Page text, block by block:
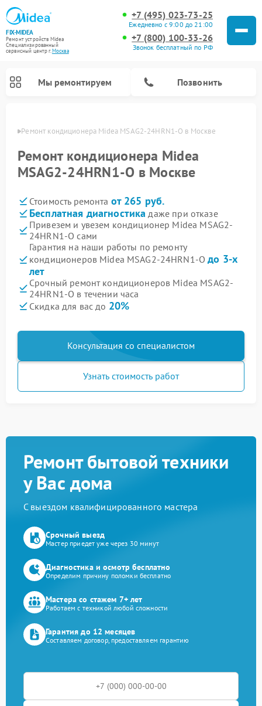
FIX-MIDEA
Ремонт устройств Midea
Специализированный
cервисный центр г.Москва
+7 (495) 023-73-25
Ежедневно с 9:00 до 21:00
+7 (800) 100-33-26
Звонок бесплатный по РФ
Мы ремонтируем Позвонить
Ремонт кондиционера Midea MSAG2-24HRN1-O в Москве
Ремонт кондиционера Midea
MSAG2-24HRN1-O в Москве
Стоимость ремонта от 265 руб.
Бесплатная диагностика даже при отказе
Привезем и увезем кондиционер Midea MSAG2-
24HRN1-O сами
Гарантия на наши работы по ремонту
кондиционеров Midea MSAG2-24HRN1-Oдо 3-х
лет
Срочный ремонт кондиционеров Midea MSAG2-
24HRN1-O в течении часа
Скидка для вас до 20%
Консультация со специалистом
Узнать стоимость работ
Ремонт бытовой техники
у Вас дома
С выездом квалифицированного мастера
Срочный выезд
Мастер приедет уже через 30 минут
Диагностика и осмотр бесплатно
Определим причину поломки бесплатно
Мастера со стажем 7+ лет
Работаем с техникой любой сложности
Гарантия до 12 месяцев
Составляем договор, предоставляем гарантию